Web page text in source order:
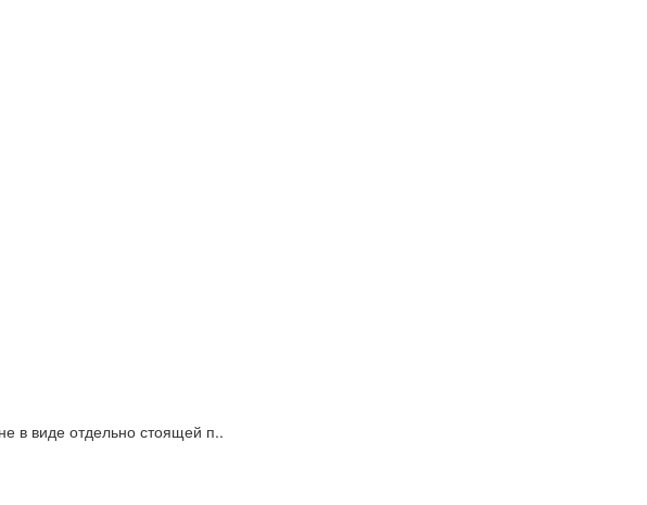
в виде отдельно стоящей п..